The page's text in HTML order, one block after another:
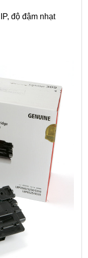
độ đậm nhạt